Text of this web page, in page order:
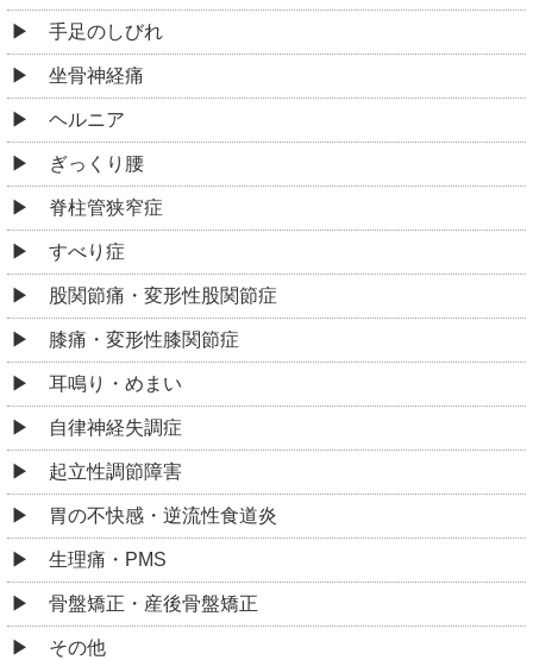
手足のしびれ
坐骨神経痛
ヘルニア
ぎっくり腰
脊柱管狭窄症
すべり症
股関節痛・変形性股関節症
膝痛・変形性膝関節症
耳鳴り・めまい
自律神経失調症
起立性調節障害
胃の不快感・逆流性食道炎
生理痛・PMS
骨盤矯正・産後骨盤矯正
その他